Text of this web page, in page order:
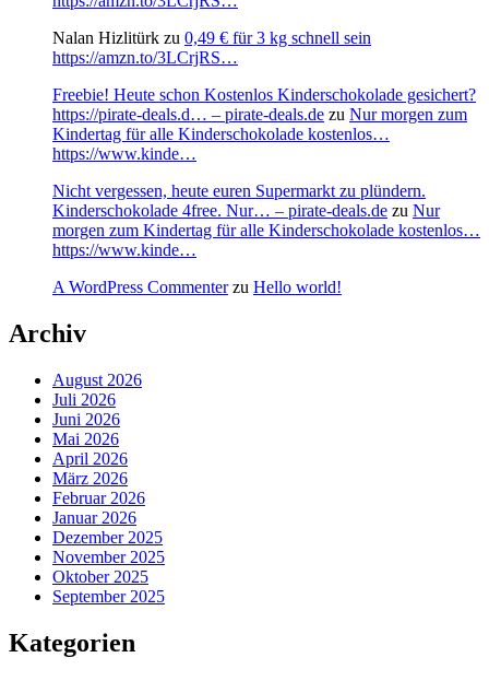
Nalan Hizlitürk zu 0,49 € für 3 kg schnell sein
https://amzn.to/3LCrjRS…
Freebie! Heute schon Kostenlos Kinderschokolade gesichert?
https://pirate-deals.d… – pirate-deals.de zu Nur morgen zum
Kindertag für alle Kinderschokolade kostenlos…
https://www.kinde…
Nicht vergessen, heute euren Supermarkt zu plündern.
Kinderschokolade 4free. Nur… – pirate-deals.de zu Nur
morgen zum Kindertag für alle Kinderschokolade kostenlos…
https://www.kinde…
A WordPress Commenterzu Hello world!
Archiv
August 2026
Juli 2026
Juni 2026
Mai 2026
April 2026
März 2026
Februar 2026
Januar 2026
Dezember 2025
November 2025
Oktober 2025
September 2025
Kategorien